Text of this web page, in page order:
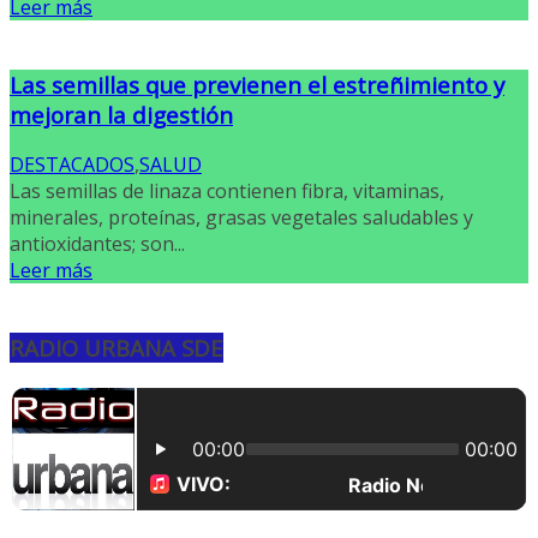
Leer más
Las semillas que previenen el estreñimiento y
mejoran la digestión
DESTACADOS,SALUD
Las semillas de linaza contienen fibra, vitaminas,
minerales, proteínas, grasas vegetales saludables y
antioxidantes; son...
Leer más
RADIO URBANA SDE